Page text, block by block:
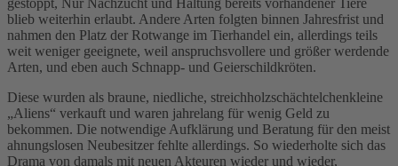
blieb weiterhin erlaubt. Andere Arten folgten binnen Jahresfrist und
nahmen den Platz der Rotwange im Tierhandel ein, allerdings teils
weit weniger geeignete, weil anspruchsvollere und größer werdende
Arten, und eben auch Schnapp- und Geierschildkröten.
Diese wurden als braune, niedliche, streichholzschächtelchenkleine
„Aliens“ verkauft und waren jahrelang für wenig Geld zu
bekommen. Die notwendige Aufklärung und Beratung für den meist
ahnungslosen Neubesitzer fehlte allerdings. So wiederholte sich das
Drama von damals mit neuen Akteuren wieder und wieder,